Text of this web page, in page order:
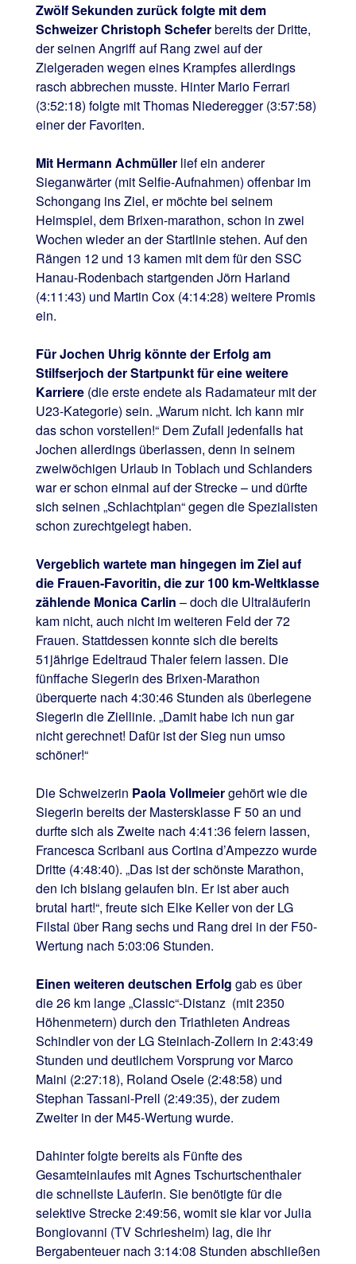
Zwölf Sekunden zurück folgte mit dem
Schweizer Christoph Scheferbereits der Dritte,
der seinen Angriff auf Rang zwei auf der
Zielgeraden wegen eines Krampfes allerdings
rasch abbrechen musste. Hinter Mario Ferrari
(3:52:18) folgte mit Thomas Niederegger (3:57:58)
einer der Favoriten.
Mit Hermann Achmüllerlief ein anderer
Sieganwärter (mit Selfie-Aufnahmen) offenbar im
Schongang ins Ziel, er möchte bei seinem
Heimspiel, dem Brixen-marathon, schon in zwei
Wochen wieder an der Startlinie stehen. Auf den
Rängen 12 und 13 kamen mit dem für den SSC
Hanau-Rodenbach startgenden Jörn Harland
(4:11:43) und Martin Cox (4:14:28) weitere Promis
ein.
Für Jochen Uhrig könnte der Erfolg am
Stilfserjoch der Startpunkt für eine weitere
Karriere (die erste endete als Radamateur mit der
U23-Kategorie) sein. „Warum nicht. Ich kann mir
das schon vorstellen!“ Dem Zufall jedenfalls hat
Jochen allerdings überlassen, denn in seinem
zweiwöchigen Urlaub in Toblach und Schlanders
war er schon einmal auf der Strecke – und dürfte
sich seinen „Schlachtplan“ gegen die Spezialisten
schon zurechtgelegt haben.
Vergeblich wartete man hingegen im Ziel auf
die Frauen-Favoritin, die zur 100 km-Weltklasse
zählende Monica Carlin – doch die Ultraläuferin
kam nicht, auch nicht im weiteren Feld der 72
Frauen. Stattdessen konnte sich die bereits
51jährige Edeltraud Thaler feiern lassen. Die
fünffache Siegerin des Brixen-Marathon
überquerte nach 4:30:46 Stunden als überlegene
Siegerin die Ziellinie. „Damit habe ich nun gar
nicht gerechnet! Dafür ist der Sieg nun umso
schöner!“
Die Schweizerin Paola Vollmeiergehört wie die
Siegerin bereits der Mastersklasse F 50 an und
durfte sich als Zweite nach 4:41:36 feiern lassen,
Francesca Scribani aus Cortina d’Ampezzo wurde
Dritte (4:48:40). „Das ist der schönste Marathon,
den ich bislang gelaufen bin. Er ist aber auch
brutal hart!“, freute sich Elke Keller von der LG
Filstal über Rang sechs und Rang drei in der F50-
Wertung nach 5:03:06 Stunden.
Einen weiteren deutschen Erfolg gab es über
die 26 km lange „Classic“-Distanz (mit 2350
Höhenmetern) durch den Triathleten Andreas
Schindler von der LG Steinlach-Zollern in 2:43:49
Stunden und deutlichem Vorsprung vor Marco
Maini (2:27:18), Roland Osele (2:48:58) und
Stephan Tassani-Prell (2:49:35), der zudem
Zweiter in der M45-Wertung wurde.
Dahinter folgte bereits als Fünfte des
Gesamteinlaufes mit Agnes Tschurtschenthaler
die schnellste Läuferin. Sie benötigte für die
selektive Strecke 2:49:56, womit sie klar vor Julia
Bongiovanni (TV Schriesheim) lag, die ihr
Bergabenteuer nach 3:14:08 Stunden abschließen